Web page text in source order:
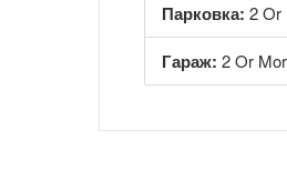
Парковка: 2 Or
Гараж: 2 Or